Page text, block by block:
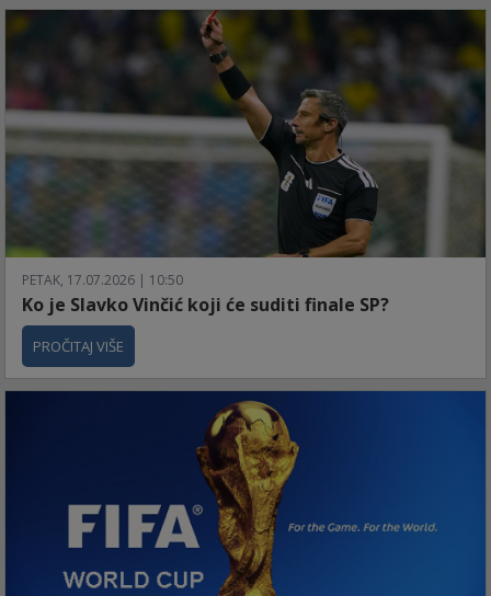
PETAK, 17.07.2026 | 10:50
Ko je Slavko Vinčić koji će suditi finale SP?
PROČITAJ VIŠE